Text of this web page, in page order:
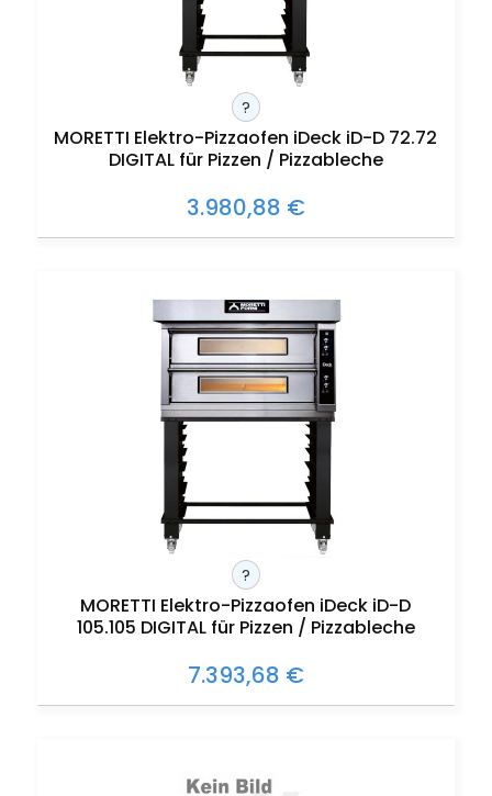
?
MORETTI Elektro-Pizzaofen iDeck iD-D 72.72
DIGITAL für Pizzen / Pizzableche
3.980,88 €
?
MORETTI Elektro-Pizzaofen iDeck iD-D
105.105 DIGITAL für Pizzen / Pizzableche
7.393,68 €